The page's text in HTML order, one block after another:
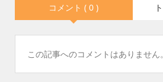
コメント ( 0 )
この記事へのコメントはありません。